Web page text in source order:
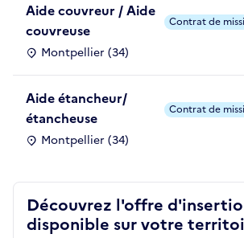
Aide couvreur / Aide
couvreuse
Montpellier (34)
Contrat de
Aide étancheur/
étancheuse
Montpellier (34)
Contrat de
Découvrez l'offre
disponible sur votre